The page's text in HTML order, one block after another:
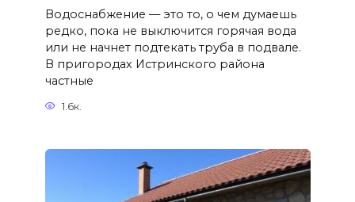
Водоснабжение — это то, о чем думаешь
редко, пока не выключится горячая вода
или не начнет подтекать труба в подвале.
В пригородах Истринского района
частные
1.6к.